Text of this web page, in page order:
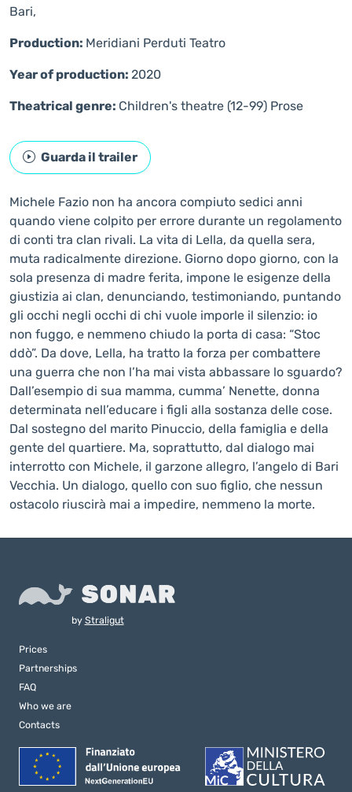
Bari,
Production: Meridiani Perduti Teatro
Year of production: 2020
Theatrical genre: Children's theatre (12-99) Prose
Guarda il trailer
Michele Fazio non ha ancora compiuto sedici anni
quando viene colpito per errore durante un regolamento
di conti tra clan rivali. La vita di Lella, da quella sera,
muta radicalmente direzione. Giorno dopo giorno, con la
sola presenza di madre ferita, impone le esigenze della
giustizia ai clan, denunciando, testimoniando, puntando
gli occhi negli occhi di chi vuole imporle il silenzio: io
non fuggo, e nemmeno chiudo la porta di casa: “Stoc
ddò”. Da dove, Lella, ha tratto la forza per combattere
una guerra che non l’ha mai vista abbassare lo sguardo?
Dall’esempio di sua mamma, cumma’ Nenette, donna
determinata nell’educare i figli alla sostanza delle cose.
Dal sostegno del marito Pinuccio, della famiglia e della
gente del quartiere. Ma, soprattutto, dal dialogo mai
interrotto con Michele, il garzone allegro, l’angelo di Bari
Vecchia. Un dialogo, quello con suo figlio, che nessun
ostacolo riuscirà mai a impedire, nemmeno la morte.
by Straligut
Prices
Partnerships
FAQ
Who we are
Contacts